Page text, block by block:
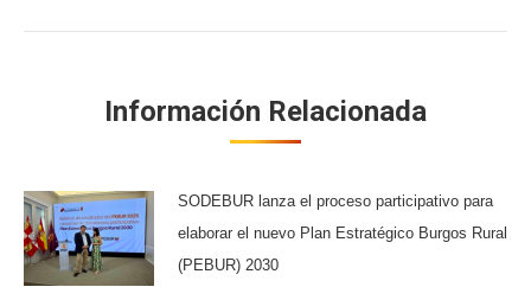
Información Relacionada
SODEBUR lanza el proceso participativo para
elaborar el nuevo Plan Estratégico Burgos Rural
(PEBUR) 2030